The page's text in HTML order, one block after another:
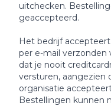
uitchecken.
geaccepteerd.
Het bedrijf
per e-mail verzonden
dat je nooit
versturen, aangezien
organisatie
Bestellingen kunnen